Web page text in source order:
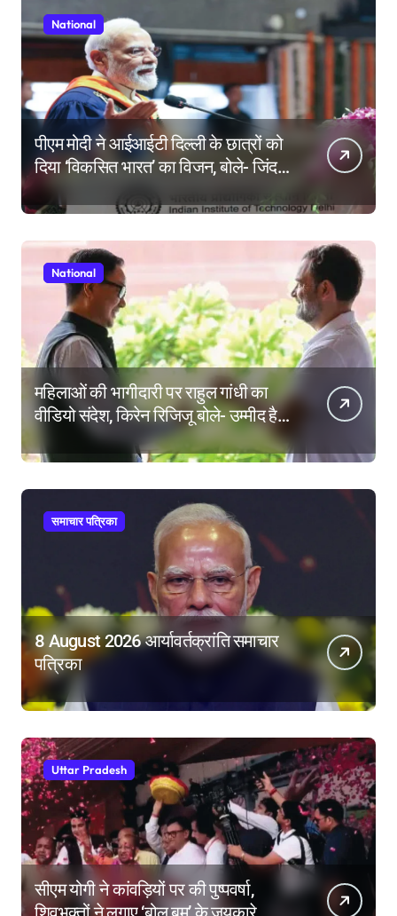
National
पीएम मोदी ने आईआईटी दिल्ली के छात्रों को
दिया ‘विकसित भारत’ का विजन, बोले- जिंदगी
की परीक्षा में सब कुछ आउट ऑफ सिलेबस
होता है
National
महिलाओं की भागीदारी पर राहुल गांधी का
वीडियो संदेश, किरेन रिजिजू बोले- उम्मीद है
महिला आरक्षण बिल का बिना शर्त करेंगे
समर्थन
समाचार पत्रिका
8 August 2026 आर्यावर्तक्रांति समाचार
पत्रिका
Uttar Pradesh
सीएम योगी ने कांवड़ियों पर की पुष्पवर्षा,